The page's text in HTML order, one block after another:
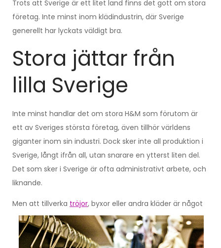
Trots att Sverige är ett litet land finns det gott om stora
företag. Inte minst inom klädindustrin, där Sverige
generellt har lyckats väldigt bra.
Stora jättar från
lilla Sverige
Inte minst handlar det om stora H&M som förutom är
ett av Sveriges största företag, även tillhör världens
giganter inom sin industri. Dock sker inte all produktion i
Sverige, långt ifrån all, utan snarare en ytterst liten del.
Det som sker i Sverige är ofta administrativt arbete, och
liknande.
Men att tillverka tröjor, byxor eller andra kläder är något